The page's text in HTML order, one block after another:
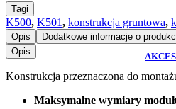
Tagi
K500, K501, konstrukcja gruntowa,
Opis Dodatkowe informacje o
Opis
Konstrukcja przeznaczona do
Maksymalne wymiary